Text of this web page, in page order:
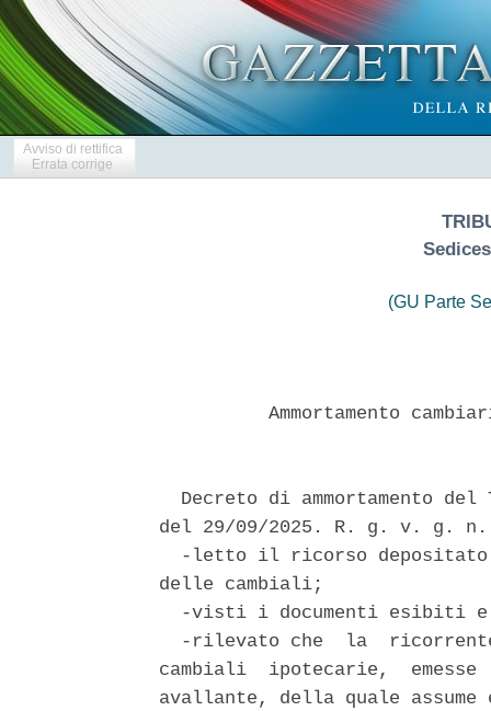
Avviso di rettifica
Errata corrige
(GU Parte
Ammortamento
Decreto di ammortamento del
del 29/09/2025. R. g. v. g. n.
-letto il ricorso
delle cambiali;
-visti i documenti esibiti
-rilevato che  la
cambiali  ipotecarie,
avallante, della quale